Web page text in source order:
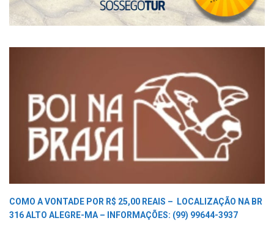
COMO A VONTADE POR R$ 25,00 REAIS –
LOCALIZAÇÃO NA BR
316 ALTO ALEGRE-MA –
INFORMAÇÕES: (99) 99644-3937